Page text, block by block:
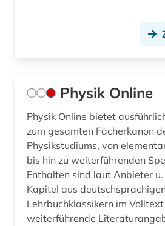
Physik Online
Physik Online bietet
zum gesamten Fächerkanon
Physikstudiums, von
bis hin zu weiterführenden
Enthalten sind laut Anbieter u. a. über
Kapitel aus
Lehrbuchklassikern im
weiterführende Literaturangaben